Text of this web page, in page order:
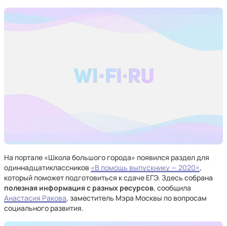
На портале «Школа большого города» появился раздел для
одиннадцатиклассников «В помощь выпускнику — 2020»,
который поможет подготовиться к сдаче ЕГЭ. Здесь собрана
полезная информация с разных ресурсов, сообщила
Анастасия Ракова, заместитель Мэра Москвы по вопросам
социального развития.